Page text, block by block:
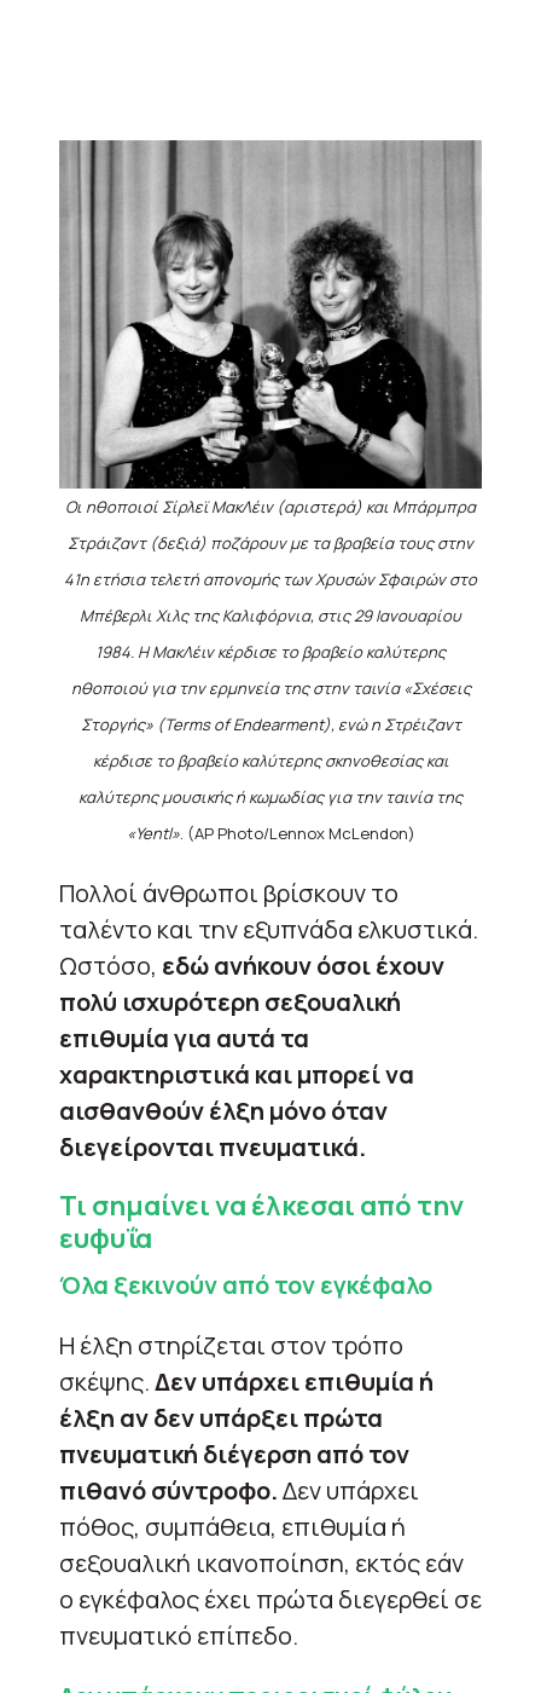
Οι ηθοποιοί Σίρλεϊ ΜακΛέιν (αριστερά) και Μπάρμπρα
Στράιζαντ (δεξιά) ποζάρουν με τα βραβεία τους στην
41η ετήσια τελετή απονομής των Χρυσών Σφαιρών στο
Μπέβερλι Χιλς της Καλιφόρνια, στις 29 Ιανουαρίου
1984. Η ΜακΛέιν κέρδισε το βραβείο καλύτερης
ηθοποιού για την ερμηνεία της στην ταινία «Σχέσεις
Στοργής» (Terms of Endearment), ενώ η Στρέιζαντ
κέρδισε το βραβείο καλύτερης σκηνοθεσίας και
καλύτερης μουσικής ή κωμωδίας για την ταινία της
«Yentl». (AP Photo/Lennox McLendon)
Πολλοί άνθρωποι βρίσκουν το
ταλέντο και την εξυπνάδα ελκυστικά.
Ωστόσο, εδώ ανήκουν όσοι έχουν
πολύ ισχυρότερη σεξουαλική
επιθυμία για αυτά τα
χαρακτηριστικά και μπορεί να
αισθανθούν έλξη μόνο όταν
διεγείρονται πνευματικά.
Τι σημαίνει να έλκεσαι από την
ευφυΐα
Όλα ξεκινούν από τον εγκέφαλο
Η έλξη στηρίζεται στον τρόπο
σκέψης.Δεν υπάρχει επιθυμία ή
έλξη αν δεν υπάρξει πρώτα
πνευματική διέγερση από τον
πιθανό σύντροφο.Δεν υπάρχει
πόθος, συμπάθεια, επιθυμία ή
σεξουαλική ικανοποίηση, εκτός εάν
ο εγκέφαλος έχει πρώτα διεγερθεί σε
πνευματικό επίπεδο.